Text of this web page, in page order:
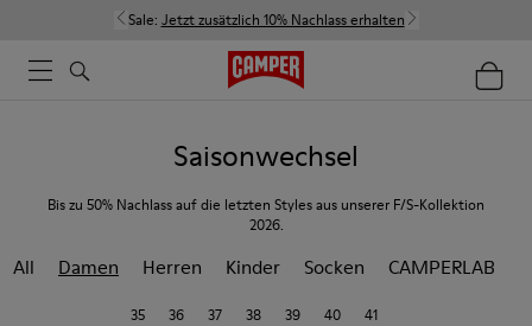
Sale: Jetzt zusätzlich 10% Nachlass erhalten
Saisonwechsel
Bis zu 50% Nachlass auf die letzten Styles aus unserer F/S-Kollektion
2026.
All Damen Herren Kinder Socken CAMPERLAB
35 36 37 38 39 40 41